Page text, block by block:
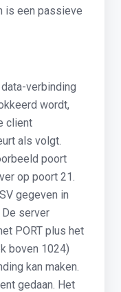
is een passieve
verbinding
wordt,
client
als volgt.
poort
op poort 21.
gegeven in
De server
PORT plus het
boven 1024)
kan maken.
gedaan. Het